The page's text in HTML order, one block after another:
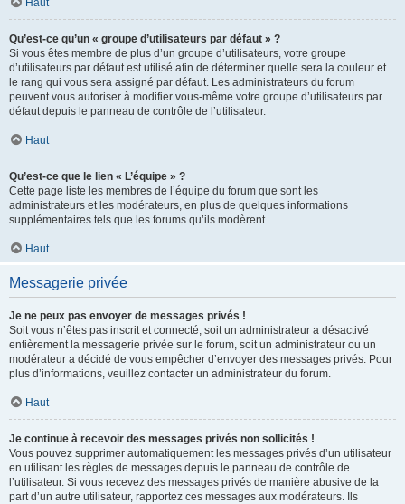
Haut
Qu’est-ce qu’un « groupe d’utilisateurs par défaut » ?
Si vous êtes membre de plus d’un groupe d’utilisateurs, votre groupe
d’utilisateurs par défaut est utilisé afin de déterminer quelle sera la couleur et
le rang qui vous sera assigné par défaut. Les administrateurs du forum
peuvent vous autoriser à modifier vous-même votre groupe d’utilisateurs par
défaut depuis le panneau de contrôle de l’utilisateur.
Haut
Qu’est-ce que le lien « L’équipe » ?
Cette page liste les membres de l’équipe du forum que sont les
administrateurs et les modérateurs, en plus de quelques informations
supplémentaires tels que les forums qu’ils modèrent.
Haut
Messagerie privée
Je ne peux pas envoyer de messages privés !
Soit vous n’êtes pas inscrit et connecté, soit un administrateur a désactivé
entièrement la messagerie privée sur le forum, soit un administrateur ou un
modérateur a décidé de vous empêcher d’envoyer des messages privés. Pour
plus d’informations, veuillez contacter un administrateur du forum.
Haut
Je continue à recevoir des messages privés non sollicités !
Vous pouvez supprimer automatiquement les messages privés d’un utilisateur
en utilisant les règles de messages depuis le panneau de contrôle de
l’utilisateur. Si vous recevez des messages privés de manière abusive de la
part d’un autre utilisateur, rapportez ces messages aux modérateurs. Ils